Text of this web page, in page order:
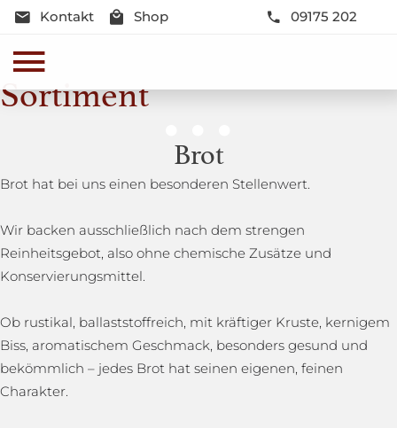
Kontakt Shop 09175 202
Sortiment
Genussmomente
Herzhaft oder süß - Beste Qualität und Frische sind
Brot
Brot hat bei uns einen besonderen Stellenwert.
Wir backen ausschließlich nach dem strengen
Reinheitsgebot, also ohne chemische Zusätze und
Konservierungsmittel.
Ob rustikal, ballaststoffreich, mit kräftiger Kruste, kernigem
Biss, aromatischem Geschmack, besonders gesund und
bekömmlich – jedes Brot hat seinen eigenen, feinen
Charakter.